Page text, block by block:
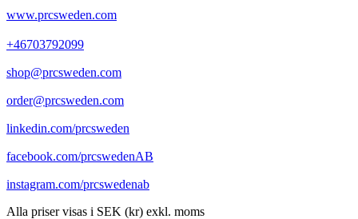
www.prcsweden.com
+46703792099
shop@prcsweden.com
order@prcsweden.com
linkedin.com/prcsweden
facebook.com/prcswedenAB
instagram.com/prcswedenab
Alla priser visas i SEK (kr) exkl. moms